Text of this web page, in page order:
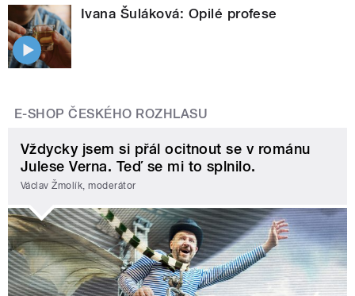
Ivana Šuláková: Opilé profese
E-SHOP ČESKÉHO ROZHLASU
Vždycky jsem si přál ocitnout se v románu
Julese Verna. Teď se mi to splnilo.
Václav Žmolík, moderátor